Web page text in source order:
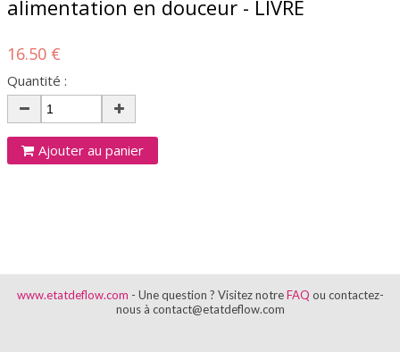
alimentation en douceur - LIVRE
16.50 €
Quantité :
Ajouter au panier
www.etatdeflow.com - Une question ? Visitez notreFAQ ou contactez-
nous à contact@etatdeflow.com